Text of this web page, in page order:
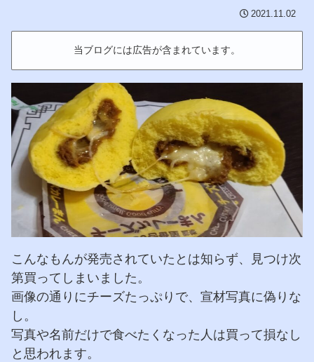
2021.11.02
当ブログには広告が含まれています。
こんなもんが発売されていたとは知らず、見つけ次
第買ってしまいました。
画像の通りにチーズたっぷりで、宣材写真に偽りな
し。
写真や名前だけで食べたくなった人は買って損なし
と思われます。